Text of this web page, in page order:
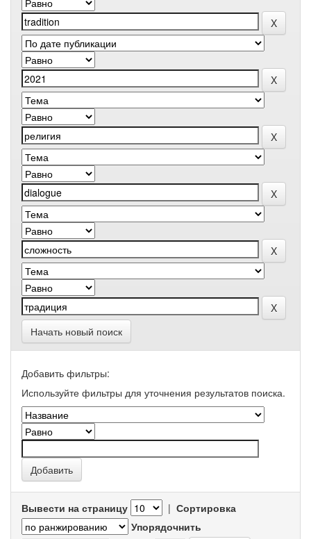
Начать новый поиск
Добавить фильтры:
Используйте фильтры для уточнения результатов поиска.
Вывести на страницу | Сортировка
Упорядочнить